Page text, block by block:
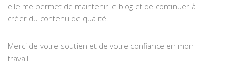
elle me permet de maintenir le blog et de continuer à
créer du contenu de qualité.
Merci de votre soutien et de votre confiance en mon
travail.